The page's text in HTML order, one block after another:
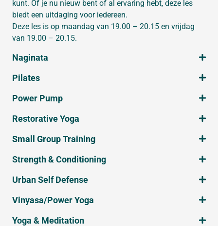
kunt. Of je nu nieuw bent of al ervaring hebt, deze les
biedt een uitdaging voor iedereen.
Deze les is op maandag van 19.00 – 20.15 en vrijdag
van 19.00 – 20.15.
Naginata
Pilates
Power Pump
Restorative Yoga
Small Group Training
Strength & Conditioning
Urban Self Defense
Vinyasa/Power Yoga
Yoga & Meditation